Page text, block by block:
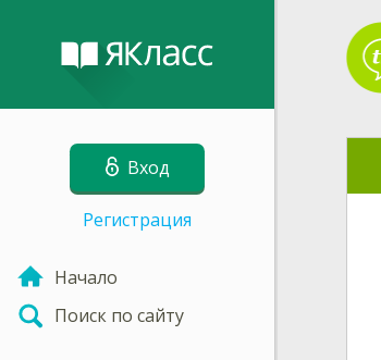
Вход
Регистрация
Начало
Поиск по сайту